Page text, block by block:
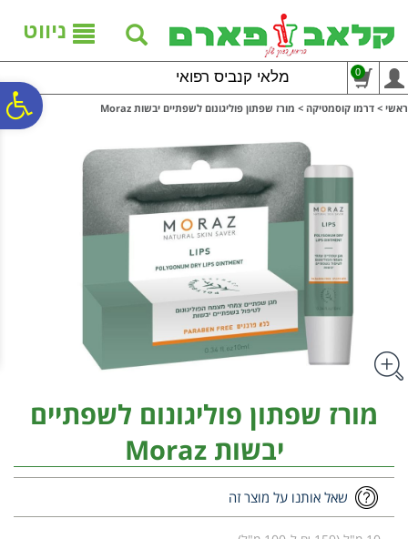
נגישות
אתר
המרכזי
ניווט
מלאי קנביס רפואי 0
ראשי > דרמו קוסמטיקה > מורז שפתון פוליגונום לשפתיים יבשות Moraz
מורז שפתון פוליגונום לשפתיים
יבשות Moraz
שאל אותנו על מוצר זה